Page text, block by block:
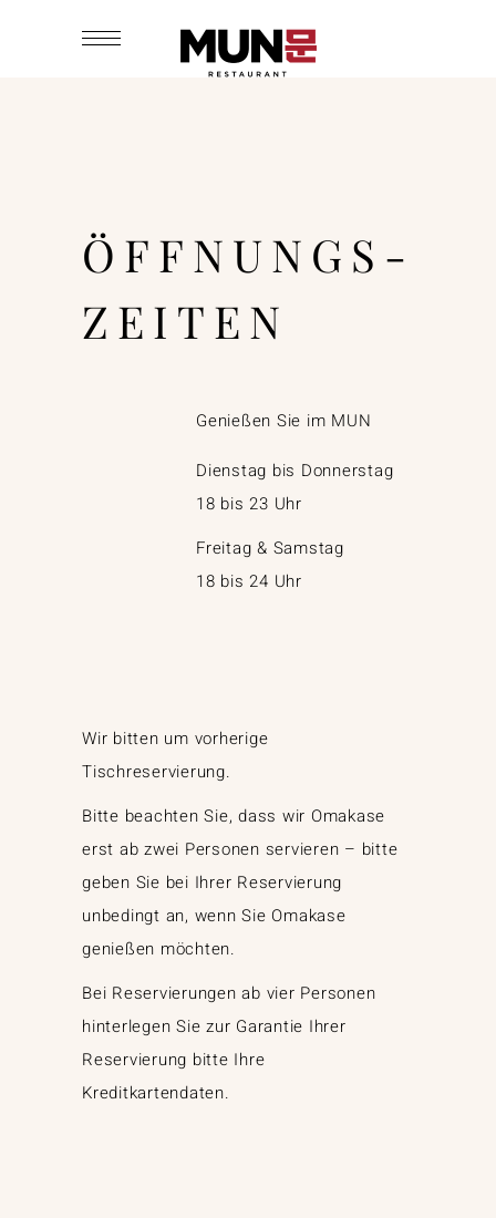
ÖFFNUNGS-
ZEITEN
Genießen Sie im MUN
Dienstag bis Donnerstag
18 bis 23 Uhr
Freitag & Samstag
18 bis 24 Uhr
Wir bitten um vorherige
Tischreservierung.
Bitte beachten Sie, dass wir Omakase
erst ab zwei Personen servieren – bitte
geben Sie bei Ihrer Reservierung
unbedingt an, wenn Sie Omakase
genießen möchten.
Bei Reservierungen ab vier Personen
hinterlegen Sie zur Garantie Ihrer
Reservierung bitte Ihre
Kreditkartendaten.